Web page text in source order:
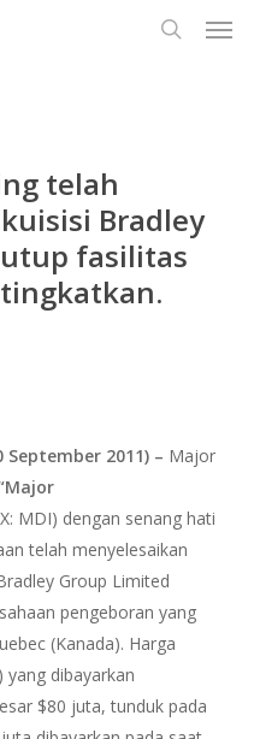
telah
Bradley
fasilitas
September 2011) – Major
MDI) dengan senang hati
telah menyelesaikan
Group Limited
pengeboran yang
(Kanada). Harga
yang dibayarkan
$80 juta, tunduk pada